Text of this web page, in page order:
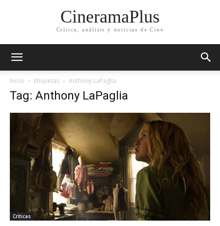
CineramaPlus
Crítica, análisis y noticias de Cine
Inicio Etiquetas Anthony LaPaglia
Tag: Anthony LaPaglia
Críticas